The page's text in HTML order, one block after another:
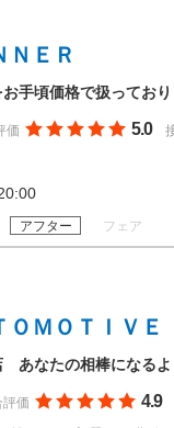
ＥＲ
手頃価格で扱っており
価 5.0
20:00
アフター フェア
ＭＯＴＩＶＥ
あなたの相棒になる
評価 4.9